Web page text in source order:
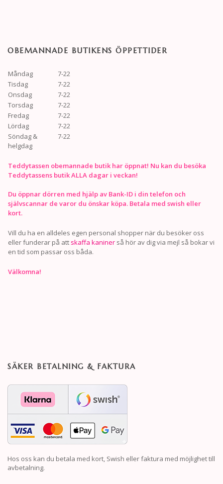
OBEMANNADE BUTIKENS ÖPPETTIDER
Måndag
7-22
Tisdag
7-22
Onsdag
7-22
Torsdag
7-22
Fredag
7-22
Lördag
7-22
Söndag &
helgdag
7-22
Teddytassen obemannade butik har öppnat! Nu kan du besöka
Teddytassens butik ALLA dagar i veckan!
Du öppnar dörren med hjälp av Bank-ID i din telefon och
självscannar de varor du önskar köpa. Betala med swish eller
kort.
Vill du ha en alldeles egen personal shopper när du besöker oss
eller funderar på att skaffa kaniner så hör av dig via mejl så bokar vi
en tid som passar oss båda.
Välkomna!
SÄKER BETALNING & FAKTURA
Hos oss kan du betala med kort, Swish eller faktura med möjlighet till
avbetalning.